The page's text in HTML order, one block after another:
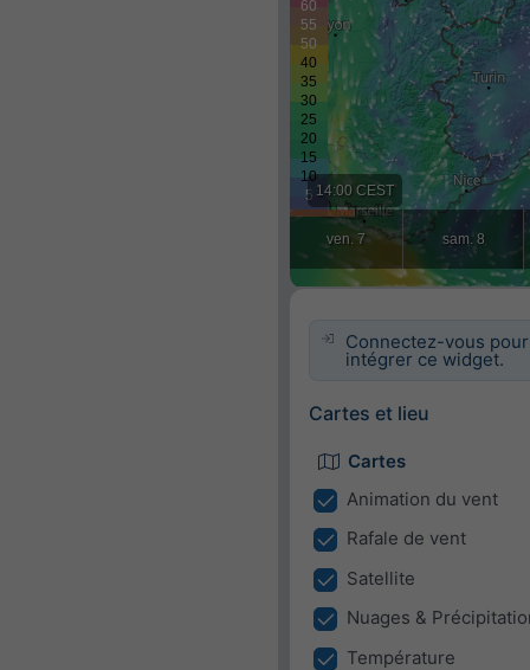
Connectez-vous pour
intégrer ce widget.
Cartes et lieu
Cartes
Animation du vent
Rafale de vent
Satellite
Nuages &
Température